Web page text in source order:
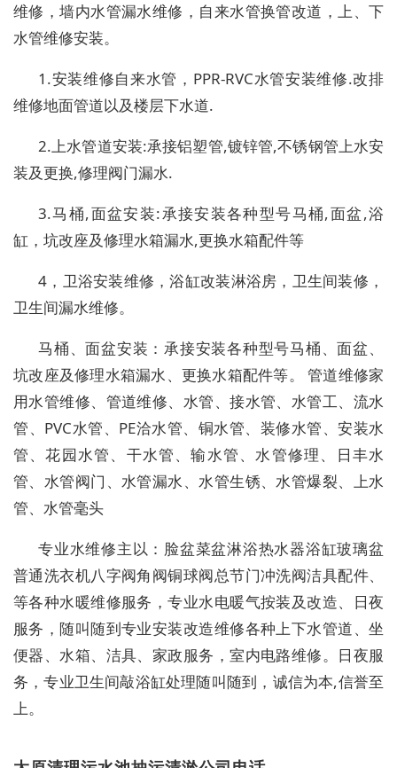
维修，墙内水管漏水维修，自来水管换管改道，上、下
水管维修安装。
1.安装维修自来水管，PPR-RVC水管安装维修.改排
维修地面管道以及楼层下水道.
2.上水管道安装:承接铝塑管,镀锌管,不锈钢管上水安
装及更换,修理阀门漏水.
3.马桶,面盆安装:承接安装各种型号马桶,面盆,浴
缸，坑改座及修理水箱漏水,更换水箱配件等
4，卫浴安装维修，浴缸改装淋浴房，卫生间装修，
卫生间漏水维修。
马桶、面盆安装：承接安装各种型号马桶、面盆、
坑改座及修理水箱漏水、更换水箱配件等。 管道维修家
用水管维修、管道维修、水管、接水管、水管工、流水
管、PVC水管、PE洽水管、铜水管、装修水管、安装水
管、花园水管、干水管、输水管、水管修理、日丰水
管、水管阀门、水管漏水、水管生锈、水管爆裂、上水
管、水管毫头
专业水维修主以：脸盆菜盆淋浴热水器浴缸玻璃盆
普通洗衣机八字阀角阀铜球阀总节门冲洗阀洁具配件、
等各种水暖维修服务，专业水电暖气按装及改造、日夜
服务，随叫随到专业安装改造维修各种上下水管道、坐
便器、水箱、洁具、家政服务，室内电路维修。日夜服
务，专业卫生间敲浴缸处理随叫随到，诚信为本,信誉至
上。